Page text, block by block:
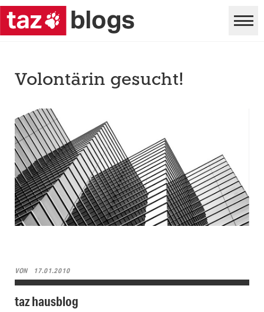
Volontärin gesucht!
VON 17.01.2010
taz hausblog